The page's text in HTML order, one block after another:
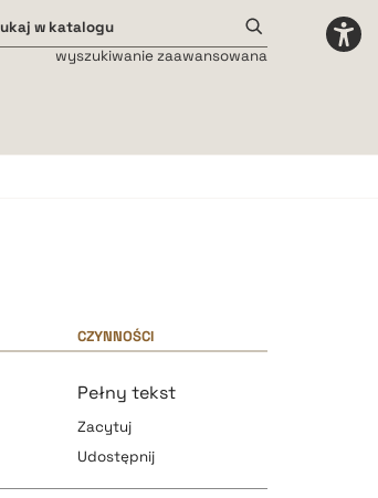
wyszukiwanie zaawansowana
CZYNNOŚCI
Pełny tekst
Zacytuj
Udostępnij